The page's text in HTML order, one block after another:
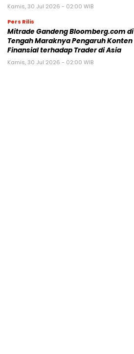
Kamis, 30 Jul 2026 - 02:00 WIB
Pers Rilis
Mitrade Gandeng Bloomberg.com di
Tengah Maraknya Pengaruh Konten
Finansial terhadap Trader di Asia
Kamis, 30 Jul 2026 - 02:00 WIB